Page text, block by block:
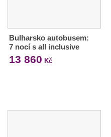
Bulharsko autobusem:
7 nocí s all inclusive
13 860 Kč